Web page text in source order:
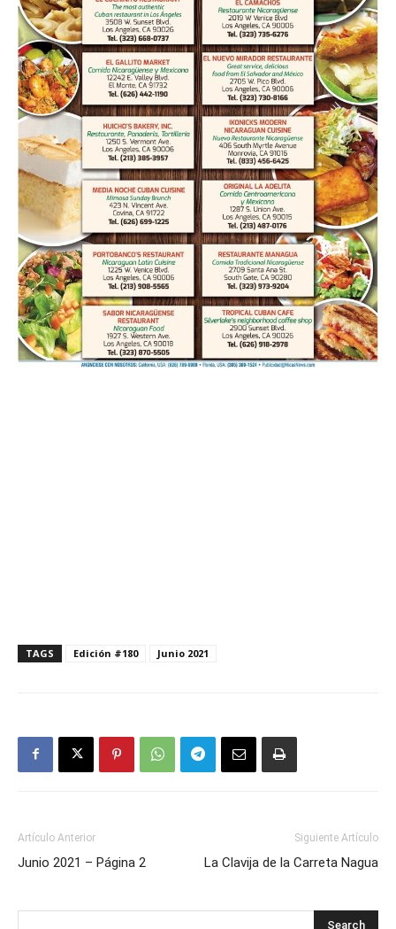
TAGS Edición #180 Junio 2021
Artículo Anterior
Junio 2021 – Página 2
Siguiente Artículo
La Clavija de la Carreta Nagua